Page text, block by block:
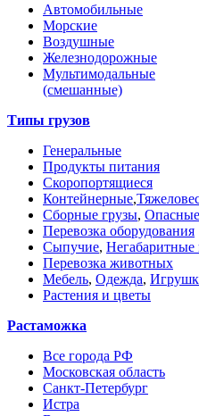
Автомобильные
Морские
Воздушные
Железнодорожные
Мультимодальные
(смешанные)
Типы грузов
Генеральные
Продукты питания
Скоропортящиеся
Контейнерные,
Сборные грузы,
Перевозка оборудования
Сыпучие, Негабаритные
Перевозка животных
Мебель, Одежда,
Растения и цветы
Растаможка
Все города РФ
Московская область
Санкт-Петербург
Истра